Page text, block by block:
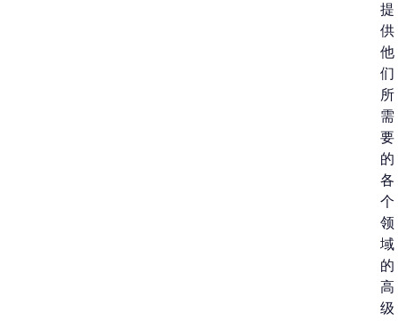
提
供
他
们
所
需
要
的
各
个
领
域
的
高
级